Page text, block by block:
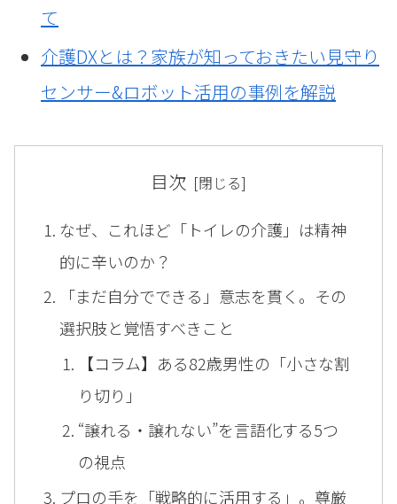
て
介護DXとは？家族が知っておきたい見守り
センサー&ロボット活用の事例を解説
目次
なぜ、これほど「トイレの介護」は精神
的に辛いのか？
「まだ自分でできる」意志を貫く。その
選択肢と覚悟すべきこと
【コラム】ある82歳男性の「小さな割
り切り」
“譲れる・譲れない”を言語化する5つ
の視点
プロの手を「戦略的に活用する」。尊厳